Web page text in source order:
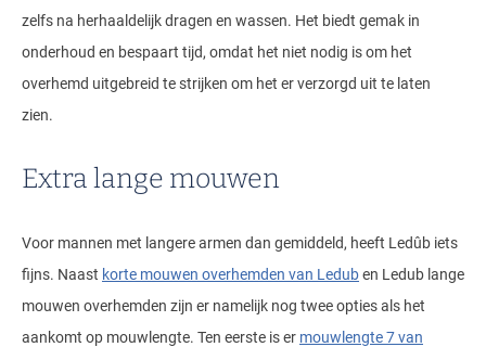
zelfs na herhaaldelijk dragen en wassen. Het biedt gemak in
onderhoud en bespaart tijd, omdat het niet nodig is om het
overhemd uitgebreid te strijken om het er verzorgd uit te laten
zien.
Extra lange mouwen
Voor mannen met langere armen dan gemiddeld, heeft Ledûb iets
fijns. Naast korte mouwen overhemden van Leduben Ledub lange
mouwen overhemden zijn er namelijk nog twee opties als het
aankomt op mouwlengte. Ten eerste is er mouwlengte 7 van